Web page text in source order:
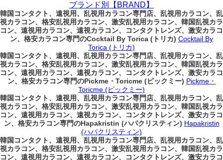
ブランド別【BRAND】
韓国コンタクト、遠視用、乱視用カラコン専門店、乱視用カラコン、乱
視カラコン、格安乱視用カラコン、激安乱視用カラコン、韓国乱視カラ
コン、遠視用カラコン、遠視カラコン、コンタクトレンズ、激安カラコ
ン、格安カラコン専門のCocktail By Torica (トリカ) Cocktail By
Torica (トリカ)
韓国コンタクト、遠視用、乱視用カラコン専門店、乱視用カラコン、乱
視カラコン、格安乱視用カラコン、激安乱視用カラコン、韓国乱視カラ
コン、遠視用カラコン、遠視カラコン、コンタクトレンズ、激安カラコ
ン、格安カラコン専門のPickme・Toricme (ピックミー) Pickme・
Toricme (ピックミー)
韓国コンタクト、遠視用、乱視用カラコン専門店、乱視用カラコン、乱
視カラコン、格安乱視用カラコン、激安乱視用カラコン、韓国乱視カラ
コン、遠視用カラコン、遠視カラコン、コンタクトレンズ、激安カラコ
ン、格安カラコン専門のHapakristin (ハパクリスティン) Hapakristin
(ハパクリスティン)
韓国コンタクト、遠視用、乱視用カラコン専門店、乱視用カラコン、乱
視カラコン、格安乱視用カラコン、激安乱視用カラコン、韓国乱視カラ
コン、遠視用カラコン、遠視カラコン、コンタクトレンズ、激安カラコ